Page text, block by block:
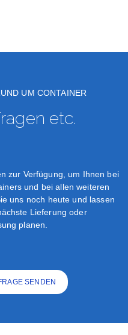
UM CONTAINER
etc.
zur Verfügung, um Ihnen bei
und bei allen weiteren
uns noch heute und lassen
Lieferung oder
planen.
SENDEN